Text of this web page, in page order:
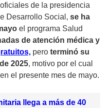
de la presidencia
Desarrollo Social, se ha
el programa Salud
de atención médica y
pero terminó su
2025, motivo por el cual
el presente mes de mayo.
llega a más de 40